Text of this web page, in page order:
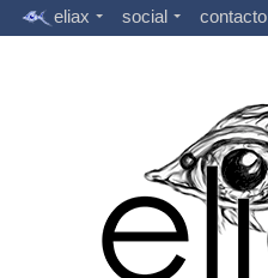
eliax social contacto